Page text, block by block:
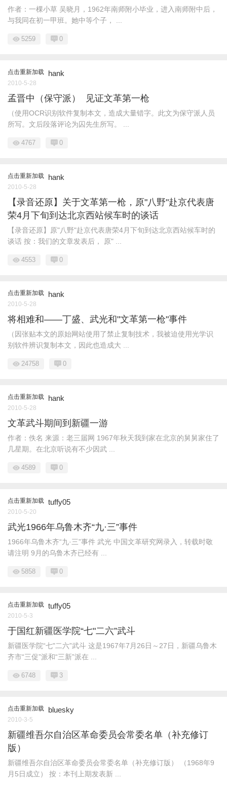
作者：一棵小草 吴晓月，1962年南师附小毕业，进入南师附中后，
与我同在初一甲班。她中等个子， ...
5259 0
点击重新加载 hank
2010-5-28
孟晋中（保守派） 见证文革第一枪
（使用OCR识别软件复制本文，造成大量错字。此文为保守派人员
所写。文后段落评论为囚先生所写。 ...
4767 0
点击重新加载 hank
2010-5-28
【录音还原】关于文革第一枪，原"八野"赴京代表唐
荣4月下旬到达北京西站候车时的谈话
【录音还原】原"八野"赴京代表唐荣4月下旬到达北京西站候车时的
谈话 按：我们的文章发表后， 原" ...
4553 0
点击重新加载 hank
2010-5-28
将相难和——丁盛、武光和"文革第一枪"事件
（因张贴本文的原始网站使用了禁止复制技术，我被迫使用光学识
别软件辨识复制本文，因此也造成大 ...
24758 0
点击重新加载 hank
2010-5-28
文革武斗期间到新疆一游
作者：佚名 来源：老三届网 1967年秋天我到家在北京的舅舅家住了
几星期。在北京听说有不少因武 ...
4589 0
点击重新加载 tuffy05
2010-5-20
武光1966年乌鲁木齐“九·三”事件
1966年乌鲁木齐“九·三”事件 武光 中国文革研究网录入，转载时敬
请注明 9月的乌鲁木齐已经有 ...
5858 0
点击重新加载 tuffy05
2010-5-3
于国红新疆医学院“七"二六”武斗
新疆医学院“七"二六”武斗 这是1967年7月26日～27日，新疆乌鲁木
齐市“三促”派和“三新”派在 ...
6748 3
点击重新加载 bluesky
2010-3-5
新疆维吾尔自治区革命委员会常委名单（补充修订
版）
新疆维吾尔自治区革命委员会常委名单（补充修订版） （1968年9
月5日成立） 按：本刊上期发表新 ...